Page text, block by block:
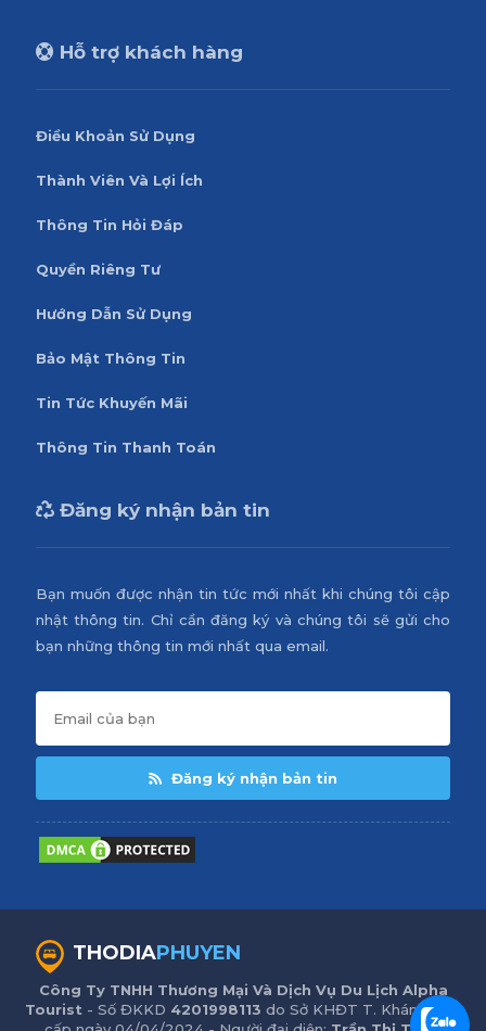
Hỗ trợ khách hàng
Điều Khoản Sử Dụng
Thành Viên Và Lợi Ích
Thông Tin Hỏi Đáp
Quyền Riêng Tư
Hướng Dẫn Sử Dụng
Bảo Mật Thông Tin
Tin Tức Khuyến Mãi
Thông Tin Thanh Toán
Đăng ký nhận bản tin
Bạn muốn được nhận tin tức mới nhất khi chúng tôi cập
nhật thông tin. Chỉ cần đăng ký và chúng tôi sẽ gửi cho
bạn những thông tin mới nhất qua email.
Đăng ký nhận bản tin
THODIAPHUYEN
Công Ty TNHH Thương Mại Và Dịch Vụ Du Lịch Alpha
Tourist - Số ĐKKD 4201998113 do Sở KHĐT T. Khánh Hòa